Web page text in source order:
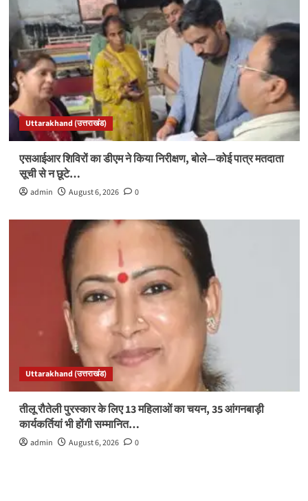
Uttarakhand (उत्तराखंड)
एसआईआर शिविरों का डीएम ने किया निरीक्षण, बोले—कोई पात्र मतदाता
सूची से न छूटे…
admin August 6, 2026 0
Uttarakhand (उत्तराखंड)
तीलू रौतेली पुरस्कार के लिए 13 महिलाओं का चयन, 35 आंगनबाड़ी
कार्यकर्तियां भी होंगी सम्मानित…
admin August 6, 2026 0